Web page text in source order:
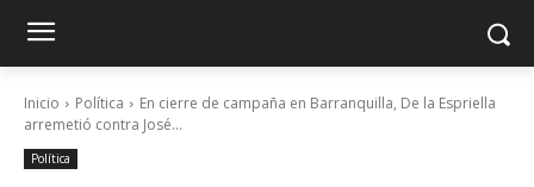
Inicio Política
En cierre de campaña en Barranquilla, De la Espriella
arremetió contra José...
Política